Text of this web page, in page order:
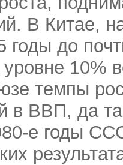
В Китае,
годы до
10%
темпы
в ВВП, да
е годы